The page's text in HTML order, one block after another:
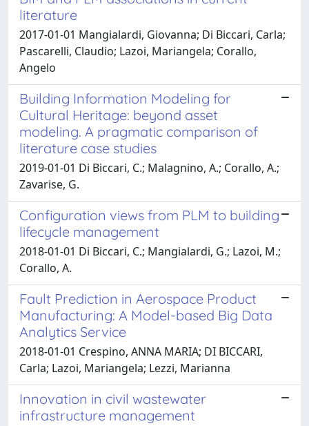
literature
2017-01-01 Mangialardi, Giovanna; Di Biccari, Carla;
Pascarelli, Claudio; Lazoi, Mariangela; Corallo,
Angelo
Building Information Modeling for
Cultural Heritage: beyond asset
modeling. A pragmatic comparison of
literature case studies
2019-01-01 Di Biccari, C.; Malagnino, A.; Corallo, A.;
Zavarise, G.
Configuration views from PLM to building
lifecycle management
2018-01-01 Di Biccari, C.; Mangialardi, G.; Lazoi, M.;
Corallo, A.
Fault Prediction in Aerospace Product
Manufacturing: A Model-based Big Data
Analytics Service
2018-01-01 Crespino, ANNA MARIA; DI BICCARI,
Carla; Lazoi, Mariangela; Lezzi, Marianna
Innovation in civil wastewater
infrastructure management